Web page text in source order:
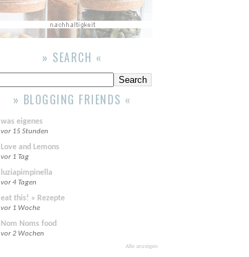
» SEARCH «
» BLOGGING FRIENDS «
was eigenes
vor 15 Stunden
Love and Lemons
vor 1 Tag
luziapimpinella
vor 4 Tagen
eat this! » Rezepte
vor 1 Woche
Nom Noms food
vor 2 Wochen
Alle anzeigen